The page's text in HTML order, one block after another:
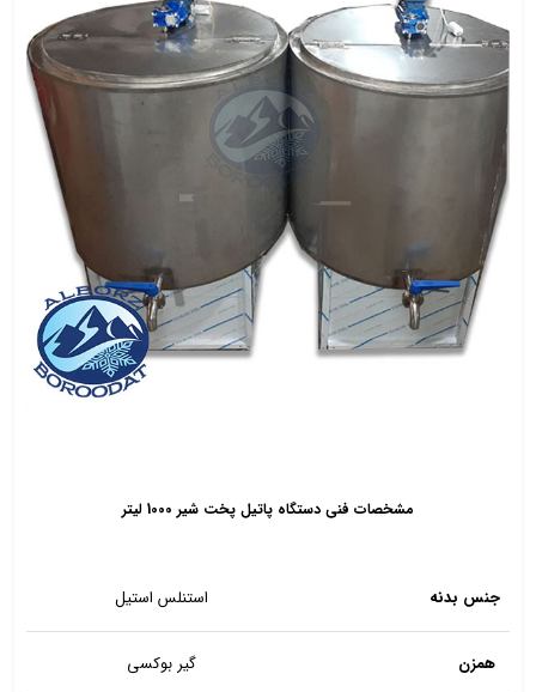
مشخصات فنی دستگاه پاتیل پخت شیر 1000 لیتر
جنس بدنه استنلس استیل
همزن گیر بوکسی